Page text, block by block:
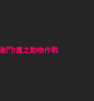
鬥!魔之動物作戰